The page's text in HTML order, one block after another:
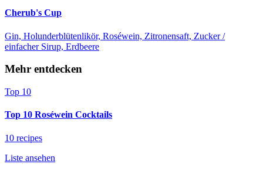
Cherub's Cup
Gin, Holunderblütenlikör, Roséwein, Zitronensaft, Zucker /
einfacher Sirup, Erdbeere
Mehr entdecken
Top 10
Top 10 Roséwein Cocktails
10 recipes
Liste ansehen